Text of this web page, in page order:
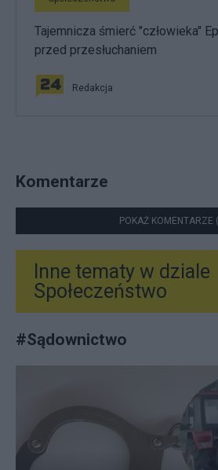
Tajemnicza śmierć "człowieka"
przed przesłuchaniem
Redakcja
Komentarze
POKAŻ KOMENTARZE
Inne tematy w dziale
Społeczeństwo
#Sądownictwo